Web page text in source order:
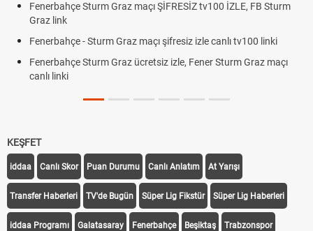
Fenerbahçe Sturm Graz maçı ŞİFRESİZ tv100 İZLE, FB Sturm
Graz link
Fenerbahçe - Sturm Graz maçı şifresiz izle canlı tv100 linki
Fenerbahçe Sturm Graz ücretsiz izle, Fener Sturm Graz maçı
canlı linki
KEŞFET
iddaa Canlı Skor Puan Durumu Canlı Anlatım At Yarışı
Transfer Haberleri TV'de Bugün Süper Lig Fikstür Süper Lig Haberleri
iddaa Programı Galatasaray Fenerbahçe Beşiktaş Trabzonspor